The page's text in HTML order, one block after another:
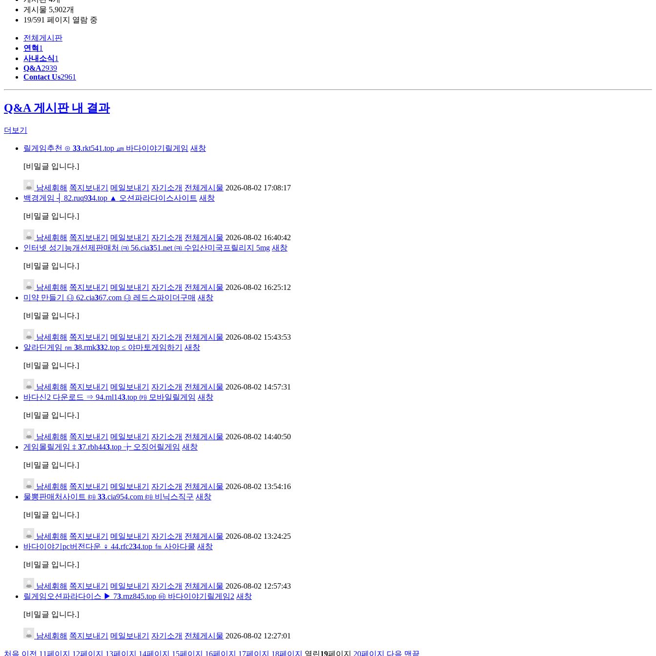
게시물 5,902개
19/591 페이지 열람 중
전체게시판
연혁 1
사내소식1
Q&A2939
Contact Us2961
Q&A 게시판 내 결과
더보기
릴게임추천 ⊙ 33.rkt541.top ㎛ 바다이야기릴게임 새창
[비밀글 입니다.]
남세휘해 쪽지보내기 메일보내기 자기소개 전체게시물 2026-08-02 17:08:17
백경게임 ┤ 82.ruq934.top ▲ 오션파라다이스사이트 새창
[비밀글 입니다.]
남세휘해 쪽지보내기 메일보내기 자기소개 전체게시물 2026-08-02 16:40:42
인터넷 성기능개선제판매처 ㈊ 56.cia351.net ㈊ 수입산미국프릴리지 5mg 새창
[비밀글 입니다.]
남세휘해 쪽지보내기 메일보내기 자기소개 전체게시물 2026-08-02 16:25:12
미약 만들기 ㉯ 62.cia367.com ㉯ 레드스파이더구매 새창
[비밀글 입니다.]
남세휘해 쪽지보내기 메일보내기 자기소개 전체게시물 2026-08-02 15:43:53
알라딘게임 ㎚ 38.rmk332.top ≤ 야마토게임하기 새창
[비밀글 입니다.]
남세휘해 쪽지보내기 메일보내기 자기소개 전체게시물 2026-08-02 14:57:31
바다신2 다운로드 ⇒ 94.rnl143.top ㈘ 모바일릴게임 새창
[비밀글 입니다.]
남세휘해 쪽지보내기 메일보내기 자기소개 전체게시물 2026-08-02 14:40:50
게임몰릴게임 ‡ 37.rbh443.top ╆ 오징어릴게임 새창
[비밀글 입니다.]
남세휘해 쪽지보내기 메일보내기 자기소개 전체게시물 2026-08-02 13:54:16
물뽕판매처사이트 ㈒ 33.cia954.com ㈒ 비닉스직구 새창
[비밀글 입니다.]
남세휘해 쪽지보내기 메일보내기 자기소개 전체게시물 2026-08-02 13:24:25
바다이야기pc버전다운 ♀ 44.rfc234.top ㎙ 사아다쿨 새창
[비밀글 입니다.]
남세휘해 쪽지보내기 메일보내기 자기소개 전체게시물 2026-08-02 12:57:43
릴게임오션파라다이스 ▶ 73.rnz845.top ㉳ 바다이야기릴게임2 새창
[비밀글 입니다.]
남세휘해 쪽지보내기 메일보내기 자기소개 전체게시물 2026-08-02 12:27:01
처음 이전 11페이지 12페이지 13페이지 14페이지 15페이지 16페이지 17페이지 18페이지 열린19페이지 20페이지 다음 맨끝